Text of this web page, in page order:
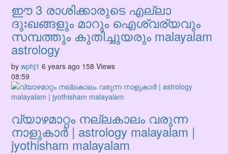
ഈ 3 രാശിക്കാരുടെ എല്ലാ
ദുഃഖങ്ങളും മാറും ഐശ്വര്യവും
സമ്പത്തും കുതിച്ചുയരും malayalam
astrology
by wphj1 6 years ago 158 Views
08:59
വ്യാഴമാറ്റം നല്ലകാലം വരുന്ന
നാളുകാർ | astrology malayalam |
jyothisham malayalam